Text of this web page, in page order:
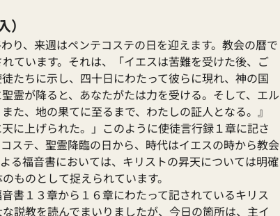
り、来週はペンテコステの日を迎えます。教会の暦で
ています。それは、「イエスは苦難を受けた後、ご
たちに示し、四十日にわたって彼らに現れ、神の国
霊が降ると、あなたがたは力を受ける。そして、エル
た、地の果てに至るまで、わたしの証人となる。』
に上げられた。」このように使徒言行録１章に記さ
ステ、聖霊降臨の日から、時代はイエスの時から教会
る福音書においては、キリストの昇天については明確
ものとして捉えられています。
書１３章から１６章にわたって記されているキリス
説教を読んでまいりましたが、今日の箇所は、主イ